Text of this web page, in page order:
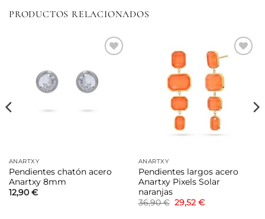
PRODUCTOS RELACIONADOS
lista de
deseos
ANARTXY
Pendientes chatón acero
Anartxy 8mm
12,90 €
ANARTXY
Pendientes largos acero
Anartxy Pixels Solar
naranjas
36,90€ El
precio
29,52 €El